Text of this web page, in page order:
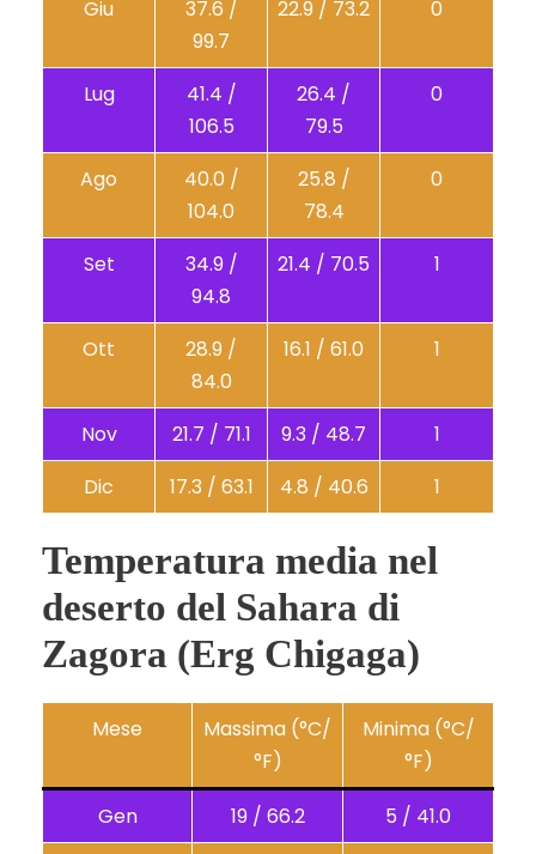
Giu
37.6 /
99.7
22.9 / 73.2 0
Lug
41.4 /
106.5
26.4 /
79.5
0
Ago
40.0 /
104.0
25.8 /
78.4
0
Set
34.9 /
94.8
21.4 / 70.5 1
Ott
28.9 /
84.0
16.1 / 61.0 1
Nov 21.7 / 71.1 9.3 / 48.7
1
Dic
17.3 / 63.1 4.8 / 40.6 1
Temperatura media nel
deserto del Sahara di
Zagora (Erg Chigaga)
Mese
Massima (°C/
°F)
Minima (°C/
°F)
Gen
19 / 66.2
5 / 41.0